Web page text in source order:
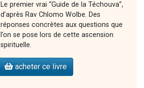
Le premier vrai “Guide de la Téchouva”,
d’après Rav Chlomo Wolbe. Des
réponses concrètes aux questions que
l’on se pose lors de cette ascension
spirituelle.
acheter ce livre